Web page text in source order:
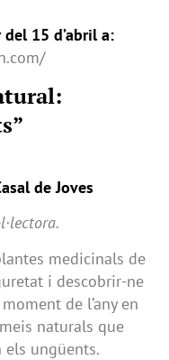
15 d’abril a:
de Joves
medicinals de
i descobrir-ne
de l’any en
naturals que
els ungüents.